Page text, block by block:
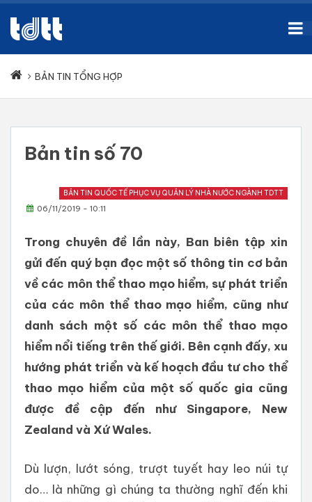
BẢN TIN TỔNG HỢP
Bản tin số 70
BẢN TIN QUỐC TẾ PHỤC VỤ QUẢN LÝ NHÀ NƯỚC NGÀNH TDTT
06/11/2019 - 10:11
Trong chuyên đề lần này, Ban biên tập xin
gửi đến quý bạn đọc một số thông tin cơ bản
về các môn thể thao mạo hiểm, sự phát triển
của các môn thể thao mạo hiểm, cũng như
danh sách một số các môn thể thao mạo
hiểm nổi tiếng trên thế giới. Bên cạnh đấy, xu
hướng phát triển và kế hoạch đầu tư cho thể
thao mạo hiểm của một số quốc gia cũng
được đề cập đến như Singapore, New
Zealand và Xứ Wales.
Dù lượn, lướt sóng, trượt tuyết hay leo núi tự
do… là những gì chúng ta thường nghĩ đến khi